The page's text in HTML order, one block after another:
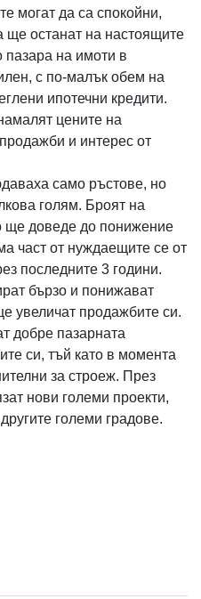
могат да са спокойни,
ще останат на настоящите
пазара на имоти в
с по-малък обем на
ипотечни кредити.
цените на
и интерес от
само ръстове, но
голям. Броят на
ще доведе до понижение
част от нуждаещите се от
последните 3 години.
бързо и понижават
увеличат продажбите си.
добре пазарната
си, тъй като в момента
за строеж. През
нови големи проекти,
големи градове.